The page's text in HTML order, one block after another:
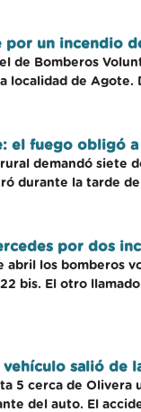
por un incendio
de Bomberos
localidad de
el fuego obligó
demandó siete
durante la tarde
por dos
abril los bomberos
bis. El otro
salió de
5 cerca de
del auto. El